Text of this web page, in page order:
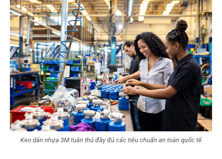
Keo dán nhựa 3M tuân thủ đầy đủ các tiêu chuẩn an toàn quốc tế